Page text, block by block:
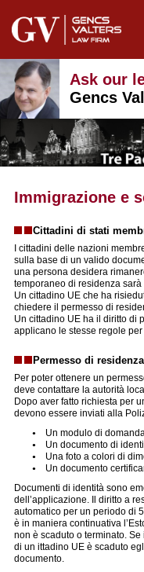
Ask our
Gencs
Immigrazione e
Cittadini di stati
I cittadini delle nazioni
sulla base di un valido
una persona desidera
temporaneo di residenza
Un cittadino UE che ha
chiedere il permesso di
Un cittadino UE ha il diritto di
applicano le stesse regole per
Permesso di
Per poter ottenere un
deve contattare la autorità
Dopo aver fatto richiesta per
devono essere inviati alla
Un modulo di
Un documento di
Una foto a colori di
Un documento
Documenti di identità sono
dell’applicazione. Il diritto a
automatico per un periodo di
è in maniera continuativa
non è scaduto o terminato.
di un ittadino UE è scaduto
documento.